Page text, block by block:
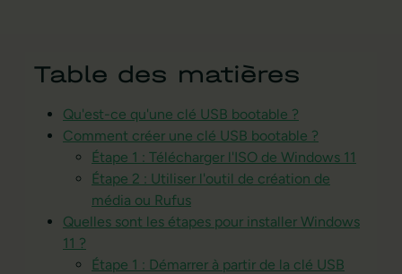
Table des matières
Qu'est-ce qu'une clé USB bootable ?
Comment créer une clé USB bootable ?
Étape 1 : Télécharger l'ISO de Windows 11
Étape 2 : Utiliser l'outil de création de
média ou Rufus
Quelles sont les étapes pour installer Windows
11 ?
Étape 1 : Démarrer à partir de la clé USB